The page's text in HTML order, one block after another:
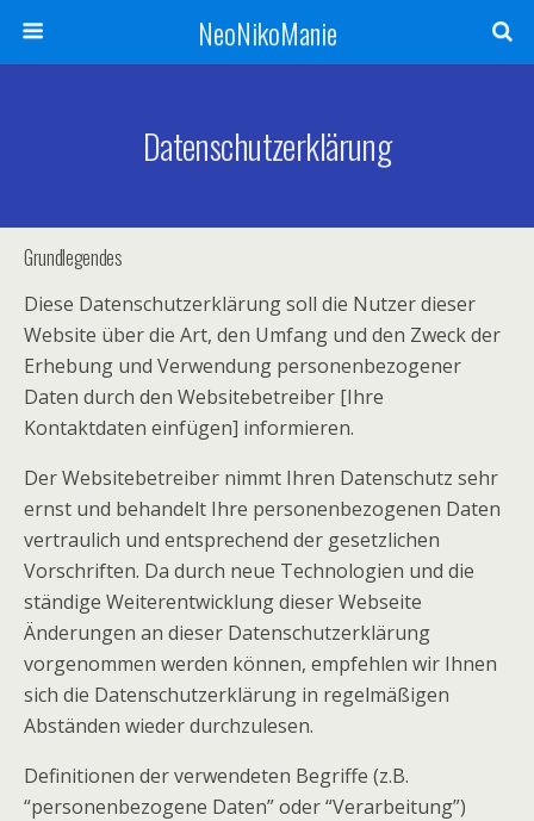
NeoNikoManie
Datenschutzerklärung
Grundlegendes
Diese Datenschutzerklärung soll die Nutzer dieser
Website über die Art, den Umfang und den Zweck der
Erhebung und Verwendung personenbezogener
Daten durch den Websitebetreiber [Ihre
Kontaktdaten einfügen] informieren.
Der Websitebetreiber nimmt Ihren Datenschutz sehr
ernst und behandelt Ihre personenbezogenen Daten
vertraulich und entsprechend der gesetzlichen
Vorschriften. Da durch neue Technologien und die
ständige Weiterentwicklung dieser Webseite
Änderungen an dieser Datenschutzerklärung
vorgenommen werden können, empfehlen wir Ihnen
sich die Datenschutzerklärung in regelmäßigen
Abständen wieder durchzulesen.
Definitionen der verwendeten Begriffe (z.B.
“personenbezogene Daten” oder “Verarbeitung”)